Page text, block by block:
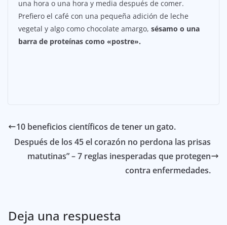
una hora o una hora y media después de comer.
Prefiero el café con una pequeña adición de leche
vegetal y algo como chocolate amargo, sésamo o una
barra de proteínas como «postre».
10 beneficios científicos de tener un gato.
Después de los 45 el corazón no perdona las prisas
matutinas” – 7 reglas inesperadas que protegen
contra enfermedades.
Deja una respuesta